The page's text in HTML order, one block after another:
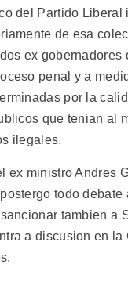
del Partido Liberal
de esa
ex gobernadores
penal y a
por la
que tenian al
ilegales.
ex ministro Andres
todo debate
tambien a
a discusion en la